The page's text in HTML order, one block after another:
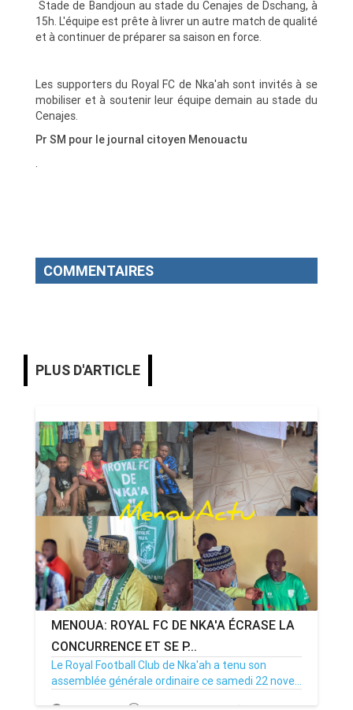
Stade de Bandjoun au stade du Cenajes de Dschang, à
15h. L'équipe est prête à livrer un autre match de qualité
et à continuer de préparer sa saison en force.
Les supporters du Royal FC de Nka'ah sont invités à se
mobiliser et à soutenir leur équipe demain au stade du
Cenajes.
Pr SM pour le journal citoyen Menouactu
COMMENTAIRES
PLUS D'ARTICLE
MENOUA: ROYAL FC DE NKA'A ÉCRASE LA
CONCURRENCE ET SE P...
Le Royal Football Club de Nka'ah a tenu son
assemblée générale ordinaire ce samedi 22 nove...